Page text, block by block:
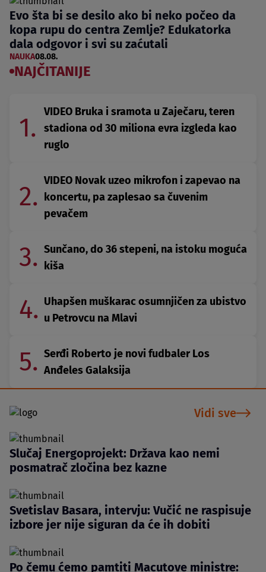
Evo šta bi se desilo ako bi neko počeo da
kopa rupu do centra Zemlje? Edukatorka
dala odgovor i svi su zaćutali
NAUKA08.08.
NAJČITANIJE
1.
VIDEO Bruka i sramota u Zaječaru, teren
stadiona od 30 miliona evra izgleda kao
ruglo
2.
VIDEO Novak uzeo mikrofon i zapevao na
koncertu, pa zaplesao sa čuvenim
pevačem
3. Sunčano, do 36 stepeni, na istoku moguća
kiša
4. Uhapšen muškarac osumnjičen za ubistvo
u Petrovcu na Mlavi
5. Serđi Roberto je novi fudbaler Los
Anđeles Galaksija
Vidi sve
Slučaj Energoprojekt: Država kao nemi
posmatrač zločina bez kazne
Svetislav Basara, intervju: Vučić ne raspisuje
izbore jer nije siguran da će ih dobiti
Po čemu ćemo pamtiti Macutove ministre: